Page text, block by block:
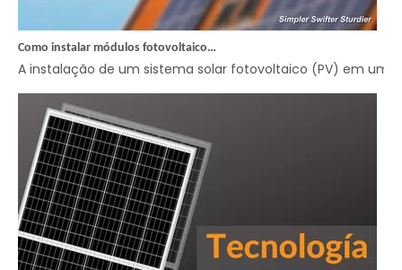
A instalação de um sistema solar fotovoltaico (PV) em um